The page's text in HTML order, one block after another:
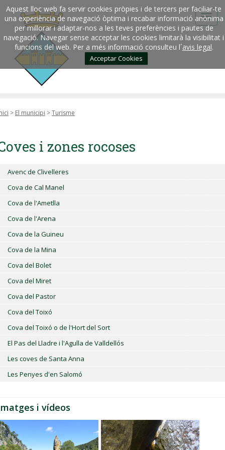
Aquest lloc web fa servir cookies pròpies i de tercers per faciliar-te
una experiència de navegació òptima i recabar informació anònima
per millorar i adaptar-nos a les teves preferències i pautes de
navegació. Navegar sense acceptar les cookies limitarà la visibilitat i
funcions del web. Per a més informació consulteu l´avis legal.
Acceptar Cookies
> El municipi >Turisme
i zones rocoses
Avenc de Clivelleres
Cova de Cal Manel
Cova de l'Ametlla
Cova de l'Arena
Cova de la Guineu
Cova de la Mina
Cova del Bolet
Cova del Miret
Cova del Pastor
Cova del Toixó
Cova del Toixó o de l'Hort del Sort
El Pas del Lladre i l'Agulla de Valldellós
Les coves de Santa Anna
Les Penyes d'en Salomó
i vídeos